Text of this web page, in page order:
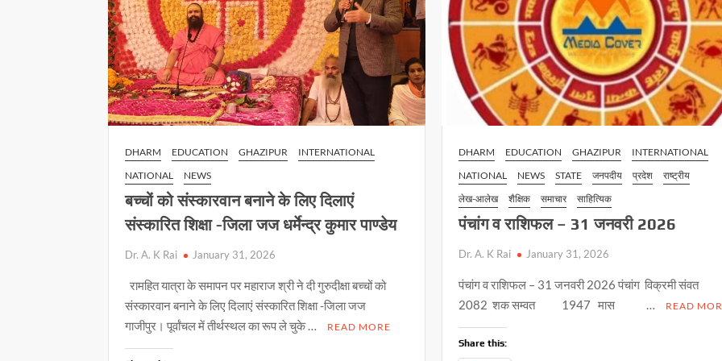
DHARM EDUCATION GHAZIPUR
INTERNATIONAL
NATIONAL
NEWS
बच्चों को संस्कारवान बनाने के लिए दिलाएं
संस्कारित शिक्षा -जिला जज धर्मेन्द्र कुमार पाण्डेय
Dr. A. K Rai January 31, 2026
रामहित यात्रा के समापन पर महाराज श्री ने दी गुरुदीक्षा बच्चों को
संस्कारवान बनाने के लिए दिलाएं संस्कारित शिक्षा -जिला जज
गाजीपुर। पूर्वांचल में तीर्थस्थल का रूप ले चुके …
READ MORE
DHARM EDUCATION GHAZIPUR
INTERNATIONAL
NATIONAL
NEWS STATE जनपदीय प्रदेश
राष्ट्रीय
लेख-आलेख
शैक्षिक समाचार साहित्यिक
पंचांग व राशिफल – 31 जनवरी 2026
Dr. A. K Rai January 31, 2026
पंचांग व राशिफल – 31 जनवरी 2026 पंचांग विक्रमी संवत
2082 शक सम्वत 1947 मास …
READ
Share this: